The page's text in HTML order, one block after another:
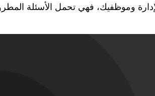
وموظفيك، فهي تحمل الأسئلة